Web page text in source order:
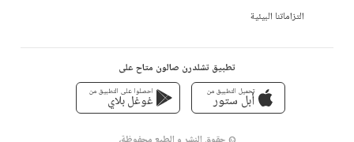
التزاماتنا البيئية
تطبيق تشلدرن صالون متاح على
تحميل التطبيق من
أبل ستور
احصلوا على التطبيق من
غوغل بلاي